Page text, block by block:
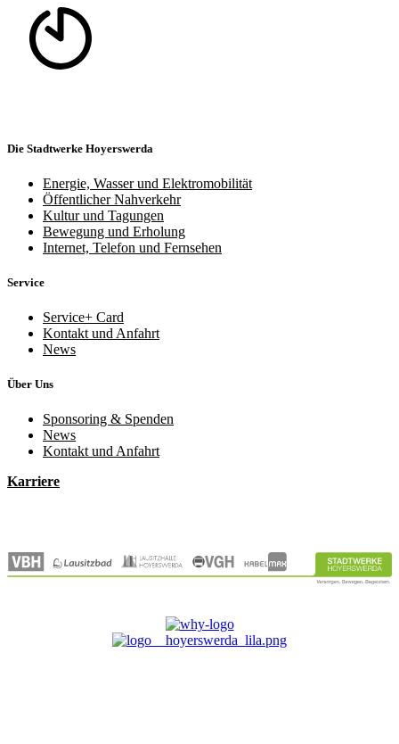
Die Stadtwerke Hoyerswerda
Energie, Wasser und Elektromobilität
Öffentlicher Nahverkehr
Kultur und Tagungen
Bewegung und Erholung
Internet, Telefon und Fernsehen
Service
Service+ Card
Kontakt und Anfahrt
News
Über Uns
Sponsoring & Spenden
News
Kontakt und Anfahrt
Karriere